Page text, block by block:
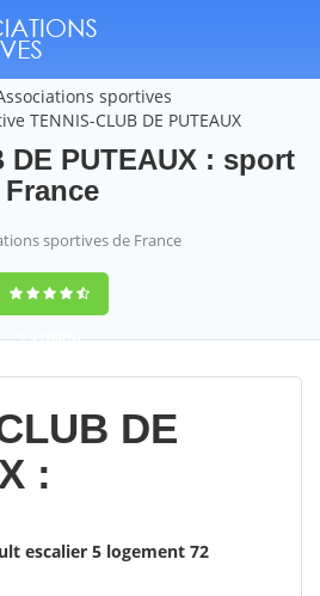
sportives
TENNIS-CLUB DE PUTEAUX
DE PUTEAUX : sport
France
sportives de France
9,4(100%)
14358votes
DE
:
escalier 5 logement 72